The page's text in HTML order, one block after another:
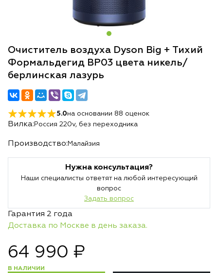
Очиститель воздуха Dyson Big + Тихий
Формальдегид BP03 цвета никель/
берлинская лазурь
5.0на основании 88 оценок
Вилка: Россия 220v, без переходника
Производство: Малайзия
Нужна консультация?
Наши специалисты ответят на любой интересующий
вопрос
Задать вопрос
Гарантия 2 года
Доставка по Москве в день заказа.
64 990 ₽
В НАЛИЧИИ